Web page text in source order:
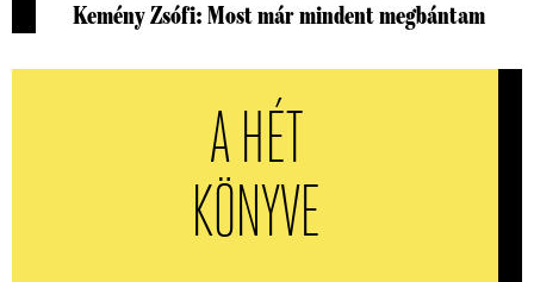
Kemény Zsófi: Most már mindent megbántam
A HÉT
KÖNYVE